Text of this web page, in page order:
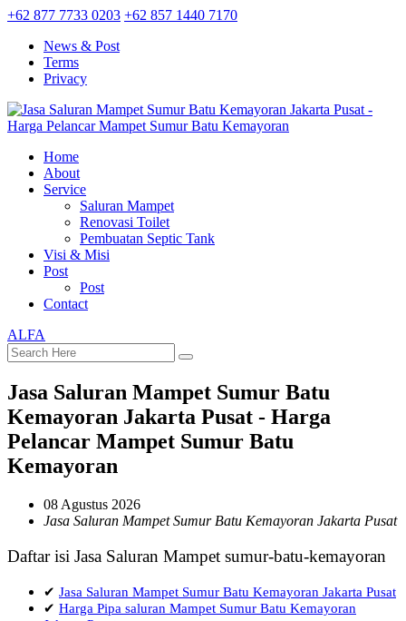
+62 877 7733 0203 +62 857 1440 7170
News & Post
Terms
Privacy
Home
About
Service
Saluran Mampet
Renovasi Toilet
Pembuatan Septic Tank
Visi & Misi
Post
Post
Contact
ALFA
Jasa Saluran Mampet Sumur Batu
Kemayoran Jakarta Pusat - Harga
Pelancar Mampet Sumur Batu
Kemayoran
08 Agustus 2026
Jasa Saluran Mampet Sumur Batu Kemayoran Jakarta Pusat
Daftar isi Jasa Saluran Mampet sumur-batu-kemayoran
✔ Jasa Saluran Mampet Sumur Batu Kemayoran Jakarta Pusat
✔ Harga Pipa saluran Mampet Sumur Batu Kemayoran